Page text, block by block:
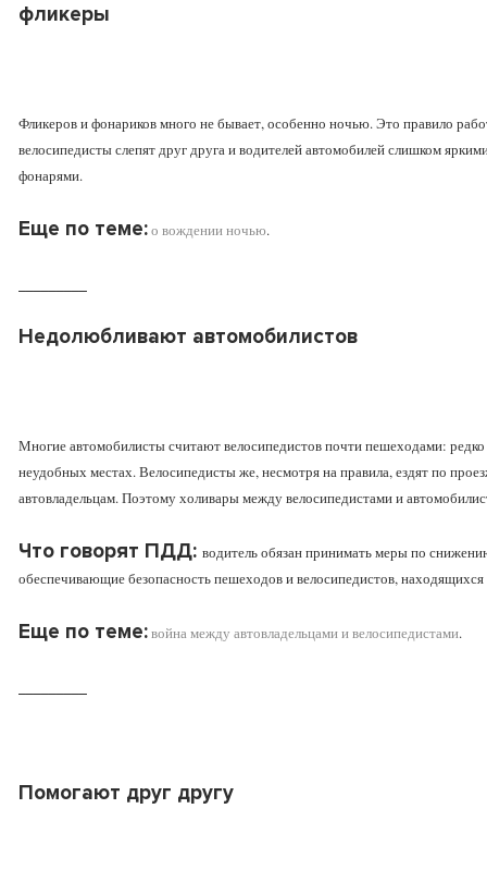
фликеры
Фликеров и фонариков много не бывает, особенно ночью. Это правило
велосипедисты слепят друг друга и водителей автомобилей слишком
фонарями.
Еще по теме:о вождении ночью.
Недолюбливают автомобилистов
Многие автомобилисты считают велосипедистов почти пешеходами:
неудобных местах. Велосипедисты же, несмотря на правила, ездят по
автовладельцам. Поэтому холивары между велосипедистами и
Что говорят ПДД: водитель обязан принимать меры по
обеспечивающие безопасность пешеходов и велосипедистов, находящихся
Еще по теме:война между автовладельцами и велосипедистами.
Помогают друг другу